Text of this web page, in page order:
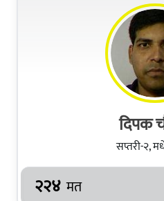
दिपक
सप्तरी-२,
२२४ मत